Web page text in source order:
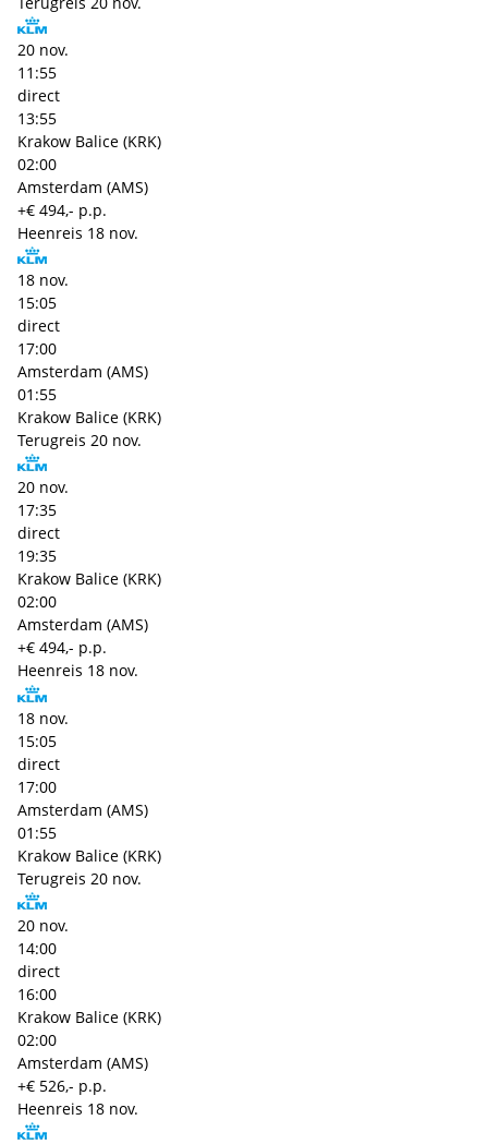
20 nov.
11:55
direct
13:55
Krakow Balice (KRK)
02:00
Amsterdam (AMS)
+€ 494,- p.p.
Heenreis 18 nov.
18 nov.
15:05
direct
17:00
Amsterdam (AMS)
01:55
Krakow Balice (KRK)
Terugreis 20 nov.
20 nov.
17:35
direct
19:35
Krakow Balice (KRK)
02:00
Amsterdam (AMS)
+€ 494,- p.p.
Heenreis 18 nov.
18 nov.
15:05
direct
17:00
Amsterdam (AMS)
01:55
Krakow Balice (KRK)
Terugreis 20 nov.
20 nov.
14:00
direct
16:00
Krakow Balice (KRK)
02:00
Amsterdam (AMS)
+€ 526,- p.p.
Heenreis 18 nov.